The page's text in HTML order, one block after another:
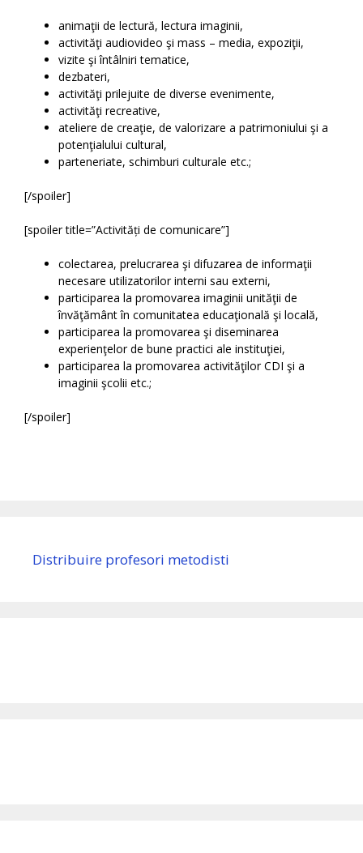
animaţii de lectură, lectura imaginii,
activităţi audiovideo şi mass – media, expoziţii,
vizite şi întâlniri tematice,
dezbateri,
activităţi prilejuite de diverse evenimente,
activităţi recreative,
ateliere de creaţie, de valorizare a patrimoniului şi a
potenţialului cultural,
parteneriate, schimburi culturale etc.;
[/spoiler]
[spoiler title=”Activități de comunicare”]
colectarea, prelucrarea şi difuzarea de informaţii
necesare utilizatorilor interni sau externi,
participarea la promovarea imaginii unităţii de
învăţământ în comunitatea educaţională şi locală,
participarea la promovarea şi diseminarea
experienţelor de bune practici ale instituţiei,
participarea la promovarea activităţilor CDI şi a
imaginii şcolii etc.;
[/spoiler]
Distribuire profesori metodisti